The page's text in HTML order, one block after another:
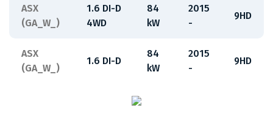
ASX
(GA_W_)
1.6 DI-D
4WD
84
kW
2015
-
9HD
ASX
(GA_W_)
1.6 DI-D
84
kW
2015
-
9HD